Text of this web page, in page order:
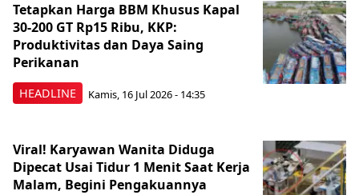
HEADLINE
Tetapkan Harga BBM Khusus Kapal
30-200 GT Rp15 Ribu, KKP:
Produktivitas dan Daya Saing
Perikanan
Kamis, 16 Jul 2026 - 14:35
Viral! Karyawan Wanita Diduga
Dipecat Usai Tidur 1 Menit Saat Kerja
Malam, Begini Pengakuannya